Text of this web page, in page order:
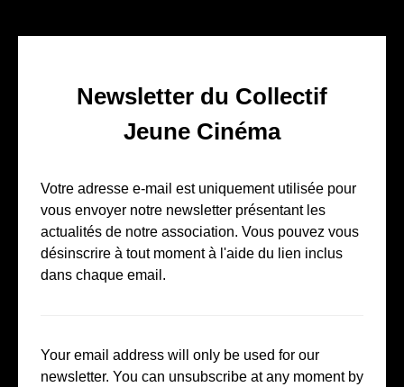
Newsletter du Collectif
Jeune Cinéma
Votre adresse e-mail est uniquement utilisée pour
vous envoyer notre newsletter présentant les
actualités de notre association. Vous pouvez vous
désinscrire à tout moment à l'aide du lien inclus
dans chaque email.
Your email address will only be used for our
newsletter. You can unsubscribe at any moment by